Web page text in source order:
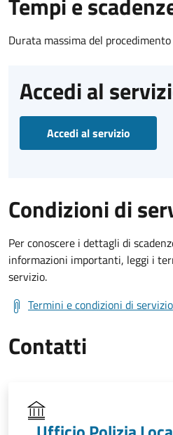
Durata massima del
Accedi al
Accedi al servizio
Condizioni di
Per conoscere i dettagli di
informazioni importanti, leggi i
servizio.
Termini e condizioni di servizio
Contatti